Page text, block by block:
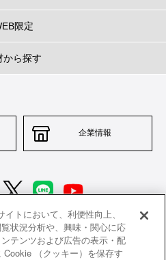
限定
から探す
企業情報
特定商取引法に基づく表示
トにおいて、利便性向上、
状況分析や、興味・関心に応
テンツおよび広告の表示・配
（クッキー）を保存す